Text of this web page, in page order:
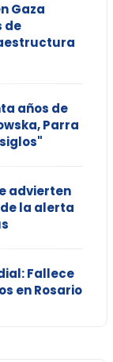
Gaza
de
años de
Parra
advierten
la alerta
Fallece
en Rosario